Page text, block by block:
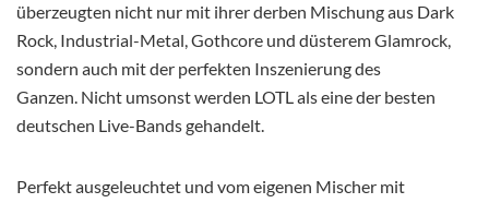
überzeugten nicht nur mit ihrer derben Mischung aus Dark
Rock, Industrial-Metal, Gothcore und düsterem Glamrock,
sondern auch mit der perfekten Inszenierung des
Ganzen. Nicht umsonst werden LOTL als eine der besten
deutschen Live-Bands gehandelt.
Perfekt ausgeleuchtet und vom eigenen Mischer mit